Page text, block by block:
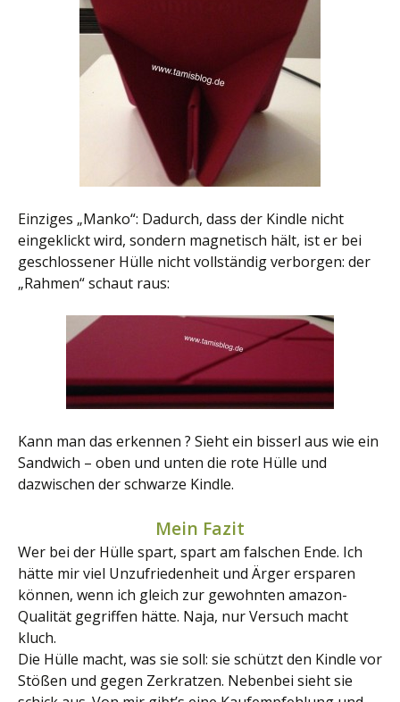
Einziges „Manko“: Dadurch, dass der Kindle nicht
eingeklickt wird, sondern magnetisch hält, ist er bei
geschlossener Hülle nicht vollständig verborgen: der
„Rahmen“ schaut raus:
Kann man das erkennen ? Sieht ein bisserl aus wie ein
Sandwich – oben und unten die rote Hülle und
dazwischen der schwarze Kindle.
Mein Fazit
Wer bei der Hülle spart, spart am falschen Ende. Ich
hätte mir viel Unzufriedenheit und Ärger ersparen
können, wenn ich gleich zur gewohnten amazon-
Qualität gegriffen hätte. Naja, nur Versuch macht
kluch.
Die Hülle macht, was sie soll: sie schützt den Kindle vor
Stößen und gegen Zerkratzen. Nebenbei sieht sie